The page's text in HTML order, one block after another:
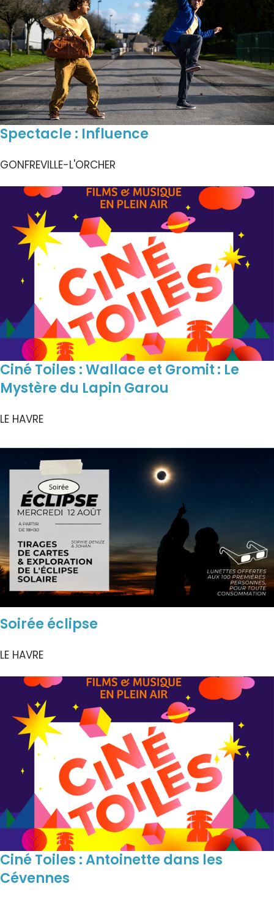
Spectacle : Influence
GONFREVILLE-L'ORCHER
Ciné Toiles : Wallace et Gromit : Le
Mystère du Lapin Garou
LE HAVRE
Soirée éclipse
LE HAVRE
Ciné Toiles : Antoinette dans les
Cévennes